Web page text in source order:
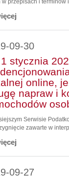
w przepisach i terminów
09-30
stycznia
online,
napraw i
Serwisie
zawarte w
09-27